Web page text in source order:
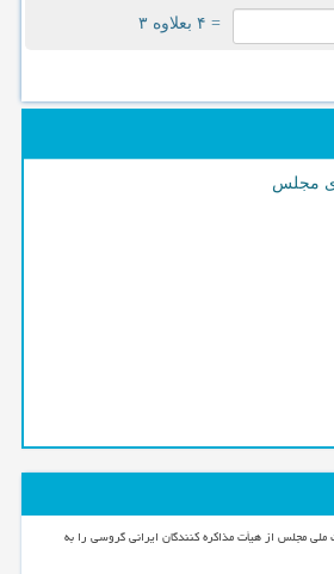
= ۴ بعلاوه ۳
مجلس
مجلس از هیأت مذاکره کنندگان ایرانی گروسی را به